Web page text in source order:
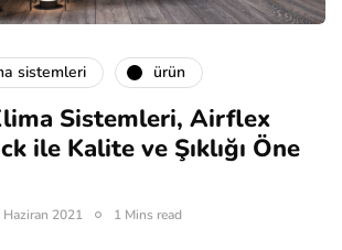
sistemleri ürün
Sistemleri, Airflex
ile Kalite ve Şıklığı Öne
Haziran 2021 1 Mins read